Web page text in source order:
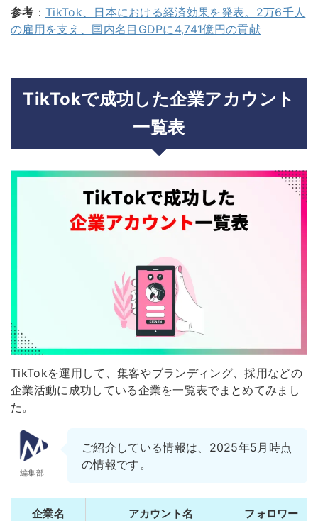
参考 ： TikTok、日本における経済効果を発表。2万6千人
の雇用を支え、国内名目GDPに4,741億円の貢献
TikTokで成功した企業アカウント
一覧表
TikTokを運用して、集客やブランディング、採用などの
企業活動に成功している企業を一覧表でまとめてみまし
た。
編集部
ご紹介している情報は、2025年5月時点
の情報です。
企業名 アカウント名
フォロワー